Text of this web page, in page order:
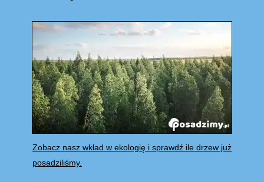
Zobacz nasz wkład w ekologię i sprawdź ile drzew już
posadziliśmy.